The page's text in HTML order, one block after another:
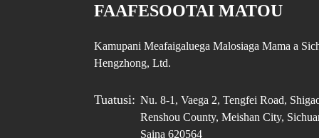
FAAFESOOTAI MATOU
Kamupani Meafaigaluega Malosiaga Mama a
Hengzhong, Ltd.
Tuatusi: Nu. 8-1, Vaega 2, Tengfei Road,
Renshou County, Meishan City,
Saina 620564